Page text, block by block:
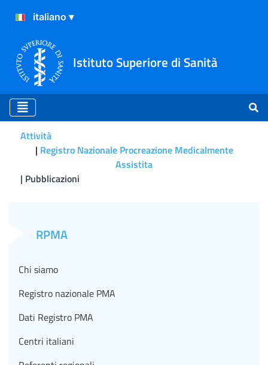
Istituto Superiore di Sanità
Attività
Registro Nazionale Procreazione Medicalmente
Assistita
Pubblicazioni
RPMA
Chi siamo
Registro nazionale PMA
Dati Registro PMA
Centri italiani